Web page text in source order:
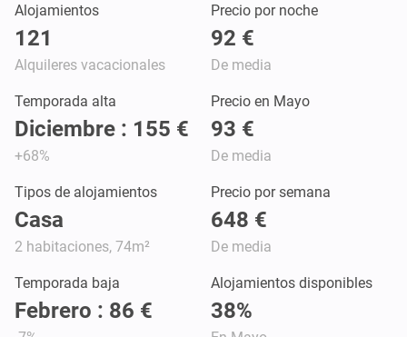
Alojamientos
121
Alquileres vacacionales
Precio por noche
92 €
De media
Temporada alta
Diciembre : 155 €
+68%
Precio en Mayo
93 €
De media
Tipos de alojamientos
Casa
2 habitaciones, 74m²
Precio por semana
648 €
De media
Temporada baja
Febrero : 86 €
Alojamientos disponibles
38%